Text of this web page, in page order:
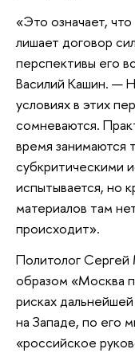
«Это означает,
лишает договор
перспективы его
Василий Кашин. —
условиях в этих
сомневаются.
время занимаются
субкритическими
испытывается, но
материалов там
происходит».
Политолог Сергей
образом «Москва
рисках
на Западе, по его
«российское